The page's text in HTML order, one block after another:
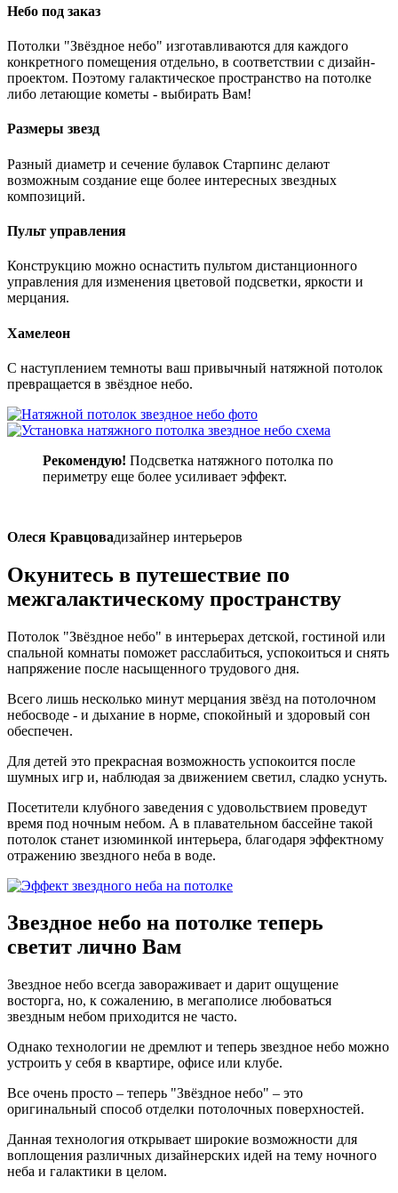
Небо под заказ
Потолки "Звёздное небо" изготавливаются для каждого
конкретного помещения отдельно, в соответствии с дизайн-
проектом. Поэтому галактическое пространство на потолке
либо летающие кометы - выбирать Вам!
Размеры звезд
Разный диаметр и сечение булавок Старпинс делают
возможным создание еще более интересных звездных
композиций.
Пульт управления
Конструкцию можно оснастить пультом дистанционного
управления для изменения цветовой подсветки, яркости и
мерцания.
Хамелеон
С наступлением темноты ваш привычный натяжной потолок
превращается в звёздное небо.
Рекомендую! Подсветка натяжного потолка по
периметру еще более усиливает эффект.
Олеся Кравцовадизайнер интерьеров
Окунитесь в путешествие по
межгалактическому пространству
Потолок "Звёздное небо" в интерьерах детской, гостиной или
спальной комнаты поможет расслабиться, успокоиться и снять
напряжение после насыщенного трудового дня.
Всего лишь несколько минут мерцания звёзд на потолочном
небосводе - и дыхание в норме, спокойный и здоровый сон
обеспечен.
Для детей это прекрасная возможность успокоится после
шумных игр и, наблюдая за движением светил, сладко уснуть.
Посетители клубного заведения с удовольствием проведут
время под ночным небом. А в плавательном бассейне такой
потолок станет изюминкой интерьера, благодаря эффектному
отражению звездного неба в воде.
Звездное небо на потолке теперь
светит лично Вам
Звездное небо всегда завораживает и дарит ощущение
восторга, но, к сожалению, в мегаполисе любоваться
звездным небом приходится не часто.
Однако технологии не дремлют и теперь звездное небо можно
устроить у себя в квартире, офисе или клубе.
Все очень просто – теперь "Звёздное небо" – это
оригинальный способ отделки потолочных поверхностей.
Данная технология открывает широкие возможности для
воплощения различных дизайнерских идей на тему ночного
неба и галактики в целом.